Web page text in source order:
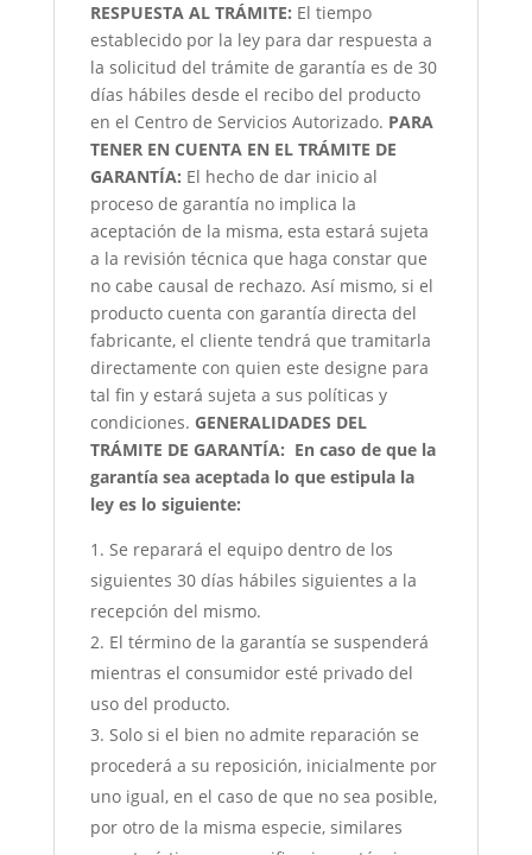
RESPUESTA AL TRÁMITE: El tiempo
establecido por la ley para dar respuesta a
la solicitud del trámite de garantía es de 30
días hábiles desde el recibo del producto
en el Centro de Servicios Autorizado. PARA
TENER EN CUENTA EN EL TRÁMITE DE
GARANTÍA: El hecho de dar inicio al
proceso de garantía no implica la
aceptación de la misma, esta estará sujeta
a la revisión técnica que haga constar que
no cabe causal de rechazo. Así mismo, si el
producto cuenta con garantía directa del
fabricante, el cliente tendrá que tramitarla
directamente con quien este designe para
tal fin y estará sujeta a sus políticas y
condiciones. GENERALIDADES DEL
TRÁMITE DE GARANTÍA: En caso de que la
garantía sea aceptada lo que estipula la
ley es lo siguiente:
Se reparará el equipo dentro de los
siguientes 30 días hábiles siguientes a la
recepción del mismo.
El término de la garantía se suspenderá
mientras el consumidor esté privado del
uso del producto.
Solo si el bien no admite reparación se
procederá a su reposición, inicialmente por
uno igual, en el caso de que no sea posible,
por otro de la misma especie, similares